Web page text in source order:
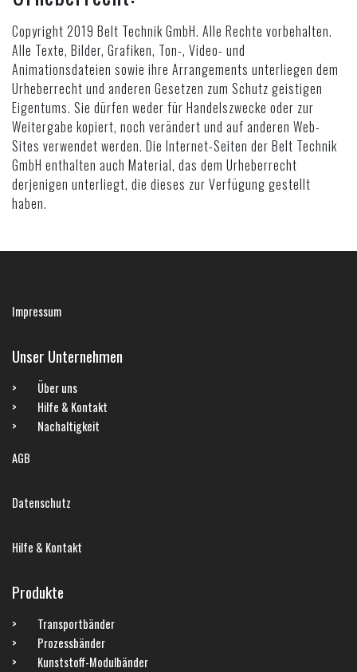
Copyright 2019 Belt Technik GmbH. Alle Rechte vorbehalten.
Alle Texte, Bilder, Grafiken, Ton-, Video- und
Animationsdateien sowie ihre Arrangements unterliegen dem
Urheberrecht und anderen Gesetzen zum Schutz geistigen
Eigentums. Sie dürfen weder für Handelszwecke oder zur
Weitergabe kopiert, noch verändert und auf anderen Web-
Sites verwendet werden. Die Internet-Seiten der Belt Technik
GmbH enthalten auch Material, das dem Urheberrecht
derjenigen unterliegt, die dieses zur Verfügung gestellt
haben.
Impressum
Unser Unternehmen
Über uns
Hilfe & Kontakt
Nachaltigkeit
AGB
Datenschutz
Hilfe & Kontakt
Produkte
Transportbänder
Prozessbänder
Kunststoff-Modulbänder